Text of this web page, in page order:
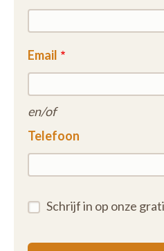
Email
en/of
Telefoon
Schrijf in op onze